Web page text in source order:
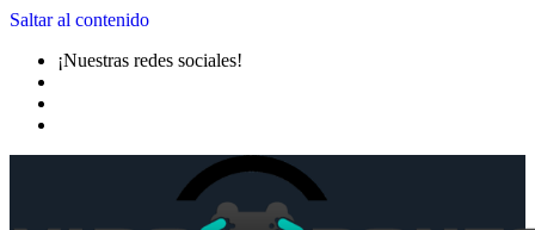
Saltar al contenido
¡Nuestras redes sociales!